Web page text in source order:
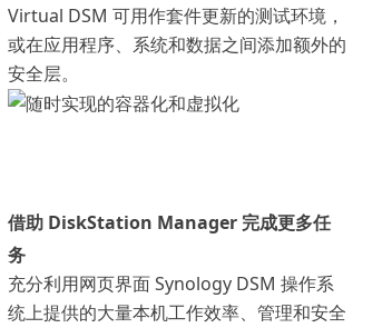
Virtual DSM 可用作套件更新的测试环境，
或在应用程序、系统和数据之间添加额外的
安全层。
借助 DiskStation Manager 完成更多任
务
充分利用网页界面 Synology DSM 操作系
统上提供的大量本机工作效率、管理和安全